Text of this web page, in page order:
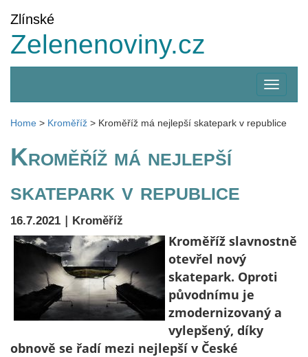
Zlínské
Zelenenoviny.cz
menu
Home > Kroměříž > Kroměříž má nejlepší skatepark v republice
Kroměříž má nejlepší
skatepark v republice
16.7.2021 | Kroměříž
Kroměříž slavnostně
otevřel nový
skatepark. Oproti
původnímu je
zmodernizovaný a
vylepšený, díky
obnově se řadí mezi nejlepší v České